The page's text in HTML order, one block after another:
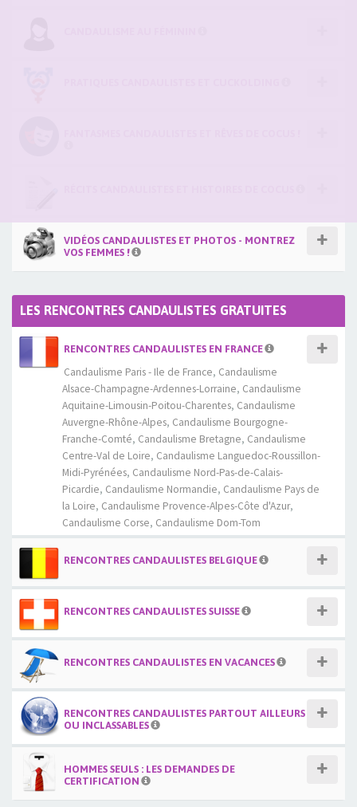
VIDÉOS CANDAULISTES ET PHOTOS - MONTREZ
VOS FEMMES !
LES RENCONTRES CANDAULISTES GRATUITES
RENCONTRES CANDAULISTES EN FRANCE
Candaulisme Paris - Ile de France, Candaulisme
Alsace-Champagne-Ardennes-Lorraine, Candaulisme
Aquitaine-Limousin-Poitou-Charentes, Candaulisme
Auvergne-Rhône-Alpes, Candaulisme Bourgogne-
Franche-Comté, Candaulisme Bretagne, Candaulisme
Centre-Val de Loire, Candaulisme Languedoc-Roussillon-
Midi-Pyrénées, Candaulisme Nord-Pas-de-Calais-
Picardie, Candaulisme Normandie, Candaulisme Pays de
la Loire, Candaulisme Provence-Alpes-Côte d'Azur,
Candaulisme Corse, Candaulisme Dom-Tom
RENCONTRES CANDAULISTES BELGIQUE
RENCONTRES CANDAULISTES SUISSE
RENCONTRES CANDAULISTES EN VACANCES
RENCONTRES CANDAULISTES PARTOUT AILLEURS
OU INCLASSABLES
HOMMES SEULS : LES DEMANDES DE
CERTIFICATION